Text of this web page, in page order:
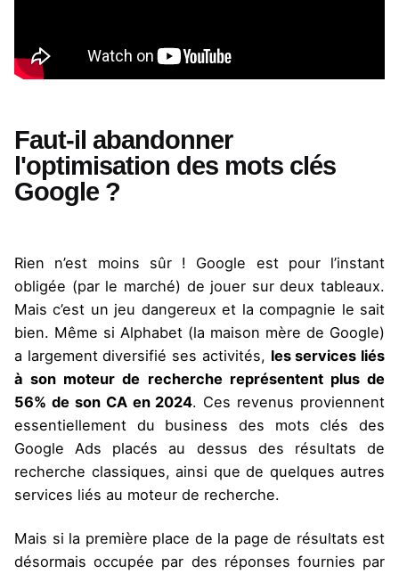
Faut-il abandonner
l'optimisation des mots clés
Google ?
Rien n’est moins sûr ! Google est pour l’instant
obligée (par le marché) de jouer sur deux tableaux.
Mais c’est un jeu dangereux et la compagnie le sait
bien. Même si Alphabet (la maison mère de Google)
a largement diversifié ses activités, les services liés
à son moteur de recherche représentent plus de
56% de son CA en 2024. Ces revenus proviennent
essentiellement du business des mots clés des
Google Ads placés au dessus des résultats de
recherche classiques, ainsi que de quelques autres
services liés au moteur de recherche.
Mais si la première place de la page de résultats est
désormais occupée par des réponses fournies par